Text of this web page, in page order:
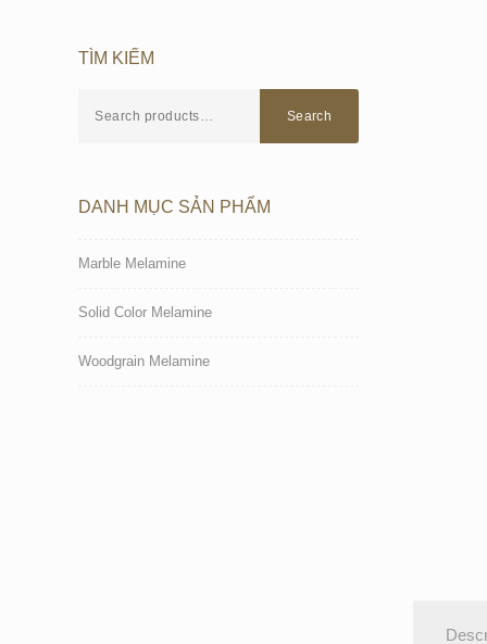
TÌM KIẾM
Search
DANH MỤC SẢN PHẨM
Marble Melamine
Solid Color Melamine
Woodgrain Melamine